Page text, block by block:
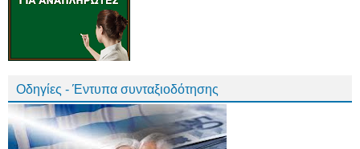
Οδηγίες - Έντυπα συνταξιοδότησης